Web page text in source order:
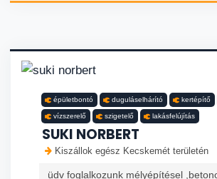
épületbontó duguláselhárító kertépítő
vízszerelő szigetelő lakásfelújítás
SUKI NORBERT
Kiszállok egész Kecskemét területén
üdv foglalkozunk mélyépítésel